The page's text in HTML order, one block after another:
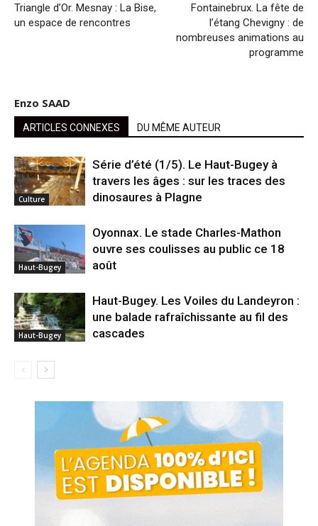
Triangle d’Or. Mesnay : La Bise,
un espace de rencontres
Fontainebrux. La fête de
l’étang Chevigny : de
nombreuses animations au
programme
Enzo SAAD
ARTICLES CONNEXES DU MÊME AUTEUR
Culture
Série d’été (1/5). Le Haut-Bugey à
travers les âges : sur les traces des
dinosaures à Plagne
Haut-Bugey
Oyonnax. Le stade Charles-Mathon
ouvre ses coulisses au public ce 18
août
Haut-Bugey
Haut-Bugey. Les Voiles du Landeyron :
une balade rafraîchissante au fil des
cascades